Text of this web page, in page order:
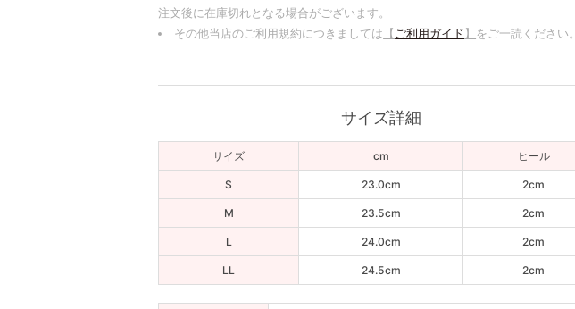
サイズ詳細
サイズ cm ヒール
S 23.0cm 2cm
M 23.5cm 2cm
L 24.0cm 2cm
LL 24.5cm 2cm
注文後に在庫切れとなる場合がございます。
その他当店のご利用規約につきましては 【 ご利用ガイド】 をご一読ください。